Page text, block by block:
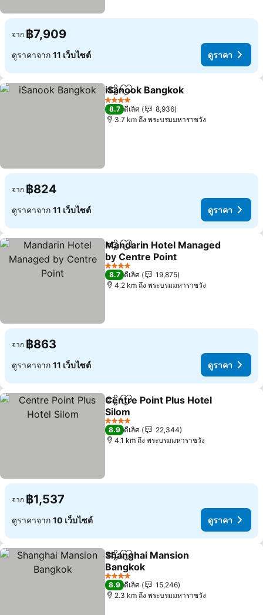
จาก ฿7,909
ดูราคาจาก 11 เว็บไซต์ ดูราคา
แชร์ เพิ่มในรายการโปรด
iSanook Bangkok
4 ดาว
8.7 ดีเลิศ
8,936
3.7 km ถึง พระบรมมหาราชวัง
จาก ฿824
ดูราคาจาก 11 เว็บไซต์ ดูราคา
แชร์ เพิ่มในรายการโปรด
Mandarin Hotel Managed
by Centre Point
4 ดาว
8.7 ดีเลิศ
19,875
4.2 km ถึง พระบรมมหาราชวัง
จาก ฿863
ดูราคาจาก 11 เว็บไซต์ ดูราคา
แชร์ เพิ่มในรายการโปรด
Centre Point Plus Hotel
Silom
4 ดาว
8.9 ดีเลิศ
22,344
4.1 km ถึง พระบรมมหาราชวัง
จาก ฿1,537
ดูราคาจาก 10 เว็บไซต์ ดูราคา
แชร์ เพิ่มในรายการโปรด
Shanghai Mansion
Bangkok
4 ดาว
8.9 ดีเลิศ
15,246
2.3 km ถึง พระบรมมหาราชวัง